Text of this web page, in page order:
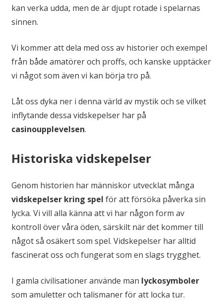
kan verka udda, men de är djupt rotade i spelarnas
sinnen.
Vi kommer att dela med oss av historier och exempel
från både amatörer och proffs, och kanske upptäcker
vi något som även vi kan börja tro på.
Låt oss dyka ner i denna värld av mystik och se vilket
inflytande dessa vidskepelser har på
casinoupplevelsen.
Historiska vidskepelser
Genom historien har människor utvecklat många
vidskepelser kring spel för att försöka påverka sin
lycka. Vi vill alla känna att vi har någon form av
kontroll över våra öden, särskilt när det kommer till
något så osäkert som spel. Vidskepelser har alltid
fascinerat oss och fungerat som en slags trygghet.
I gamla civilisationer använde man lyckosymboler
som amuletter och talismaner för att locka tur.